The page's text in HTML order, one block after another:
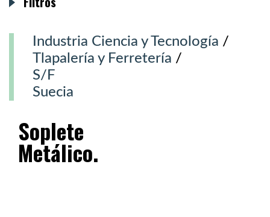
Industria Ciencia y Tecnología /
Tlapalería y Ferretería /
S/F
Suecia
Soplete
Metálico.